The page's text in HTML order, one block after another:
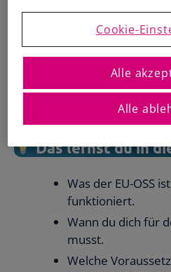
Am 1. Juli 2021 traten neue
Regelungen hinsichtlich
für den
gegenüber Privaten) EU-weit
Das lernst du in
Was der EU-OSS
funktioniert.
Wann du dich für
musst.
Welche
Cookie-
Alle
Alle